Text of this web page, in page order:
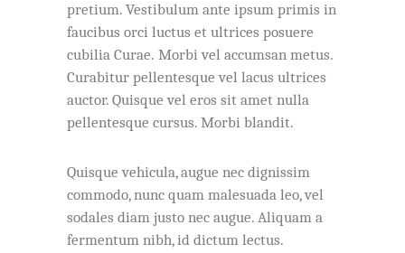
pretium. Vestibulum ante ipsum primis in
faucibus orci luctus et ultrices posuere
cubilia Curae. Morbi vel accumsan metus.
Curabitur pellentesque vel lacus ultrices
auctor. Quisque vel eros sit amet nulla
pellentesque cursus. Morbi blandit.
Quisque vehicula, augue nec dignissim
commodo, nunc quam malesuada leo, vel
sodales diam justo nec augue. Aliquam a
fermentum nibh, id dictum lectus.